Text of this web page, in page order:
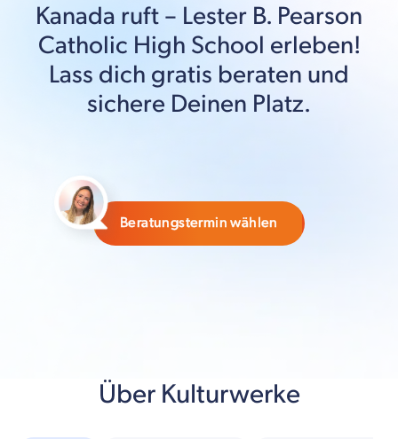
Kanada ruft – Lester B. Pearson
Catholic High School erleben!
Lass dich gratis beraten und
sichere Deinen Platz.
Beratungstermin wählen
Über Kulturwerke